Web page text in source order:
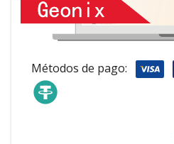
Métodos de pago: